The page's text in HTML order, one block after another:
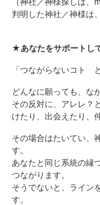
判明した神社／神様は
★あなたをサポートし
「つながらないコト
どんなに願っても、な
その反対に、アレレ？
けたり、出会えたり、
その場合はたいてい、
す。
あなたと同じ系統の縁
つながります。
そうでないと、ライン
す。